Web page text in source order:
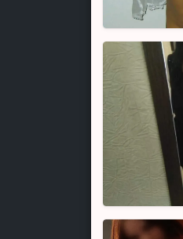
Alexandra,
27
Denisse,